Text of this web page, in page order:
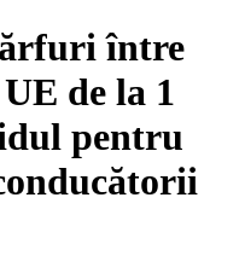
între
de la 1
pentru